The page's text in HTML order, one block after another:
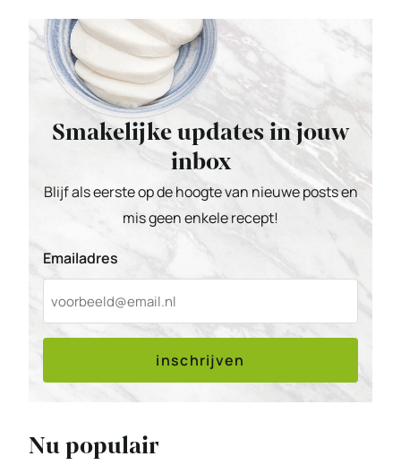
Smakelijke updates in jouw
inbox
Blijf als eerste op de hoogte van nieuwe posts en
mis geen enkele recept!
Emailadres
inschrijven
Nu populair